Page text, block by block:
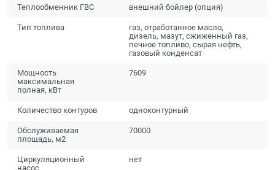
Теплообменник ГВС внешний бойлер (опция)
Тип топлива
газ, отработанное масло,
дизель, мазут, сжиженный газ,
печное топливо, сырая нефть,
газовый конденсат
Мощность
максимальная
полная, кВт
7609
Количество контуров одноконтурный
Обслуживаемая
площадь, м2
70000
Циркуляционный
насос
нет